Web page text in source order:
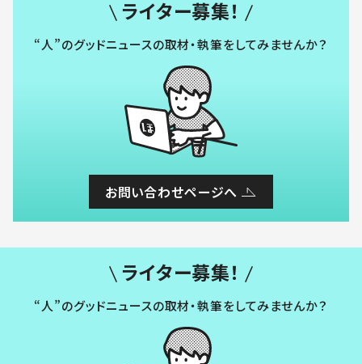
ライター募集！
“人”のグッドニュースの取材・執筆をしてみませんか？
お問い合わせページへ
ライター募集！
“人”のグッドニュースの取材・執筆をしてみませんか？